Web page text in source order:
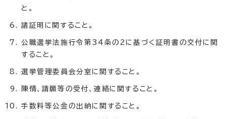
と。
諸証明に関すること。
公職選挙法施行令第34条の2に基づく証明書の交付に関
すること。
選挙管理委員会分室に関すること。
陳情、請願等の受付、連絡に関すること。
手数料等公金の出納に関すること。